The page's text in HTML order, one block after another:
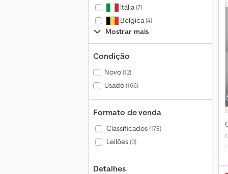
Itália(7)
Bélgica(4)
Mostrar mais
Condição
Novo(12)
Usado(166)
Formato de venda
Classificados(178)
Leilões(0)
Detalhes